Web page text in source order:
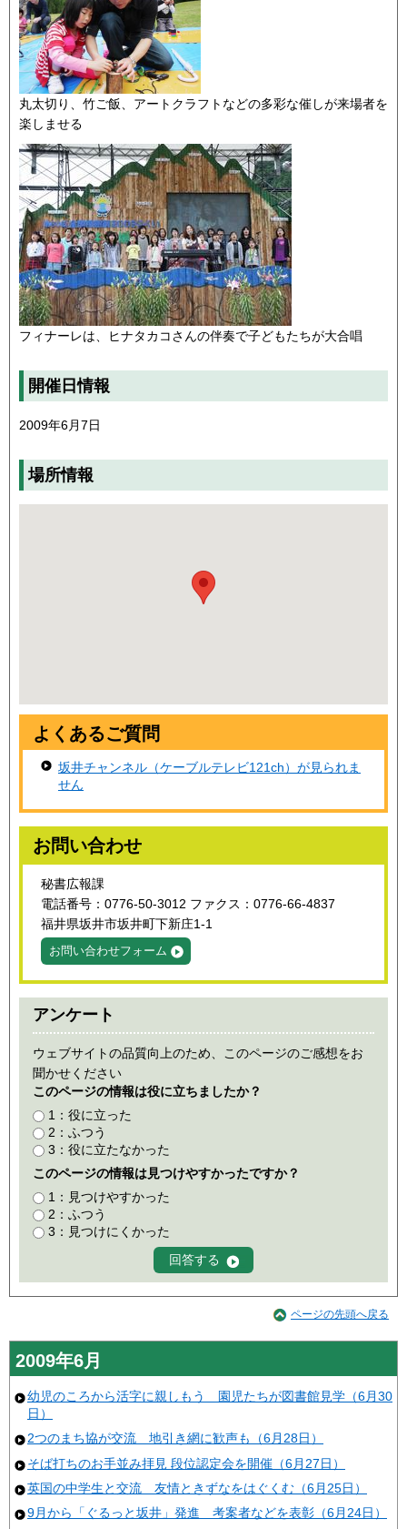
丸太切り、竹ご飯、アートクラフトなどの多彩な催しが来場者を
楽しませる
フィナーレは、ヒナタカコさんの伴奏で子どもたちが大合唱
開催日情報
2009年6月7日
場所情報
よくあるご質問
坂井チャンネル（ケーブルテレビ121ch）が見られま
せん
お問い合わせ
秘書広報課
電話番号：0776-50-3012 ファクス：0776-66-4837
福井県坂井市坂井町下新庄1-1
お問い合わせフォーム
アンケート
ウェブサイトの品質向上のため、このページのご感想をお
聞かせください
このページの情報は役に立ちましたか？
1：役に立った
2：ふつう
3：役に立たなかった
このページの情報は見つけやすかったですか？
1：見つけやすかった
2：ふつう
3：見つけにくかった
ページの先頭へ戻る
2009年6月
幼児のころから活字に親しもう 園児たちが図書館見学（6月30
日）
2つのまち協が交流 地引き網に歓声も（6月28日）
そば打ちのお手並み拝見 段位認定会を開催（6月27日）
英国の中学生と交流 友情ときずなをはぐくむ（6月25日）
9月から「ぐるっと坂井」発進 考案者などを表彰（6月24日）